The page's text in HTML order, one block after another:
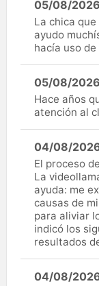
05/08/2026
La chica
ayudo
hacía uso
05/08/2026
Hace años
atención al
04/08/
El proceso
La
ayuda: me
causas de
para aliviar
indicó los
resultados
04/08/